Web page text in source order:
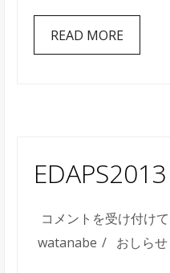
は
READ MORE
EDAPS2013
と
コメントを受け付け
watanabe
おしらせ